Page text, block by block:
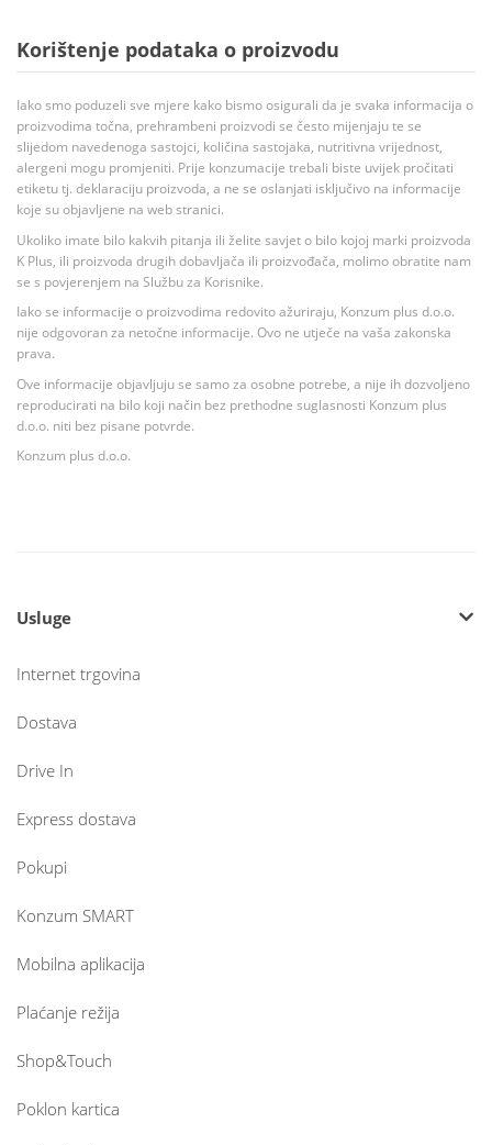
Korištenje podataka o proizvodu
Iako smo poduzeli sve mjere kako bismo osigurali da je svaka informacija o
proizvodima točna, prehrambeni proizvodi se često mijenjaju te se
slijedom navedenoga sastojci, količina sastojaka, nutritivna vrijednost,
alergeni mogu promjeniti. Prije konzumacije trebali biste uvijek pročitati
etiketu tj. deklaraciju proizvoda, a ne se oslanjati isključivo na informacije
koje su objavljene na web stranici.
Ukoliko imate bilo kakvih pitanja ili želite savjet o bilo kojoj marki proizvoda
K Plus, ili proizvoda drugih dobavljača ili proizvođača, molimo obratite nam
se s povjerenjem na Službu za Korisnike.
Iako se informacije o proizvodima redovito ažuriraju, Konzum plus d.o.o.
nije odgovoran za netočne informacije. Ovo ne utječe na vaša zakonska
prava.
Ove informacije objavljuju se samo za osobne potrebe, a nije ih dozvoljeno
reproducirati na bilo koji način bez prethodne suglasnosti Konzum plus
d.o.o. niti bez pisane potvrde.
Konzum plus d.o.o.
Usluge
Internet trgovina
Dostava
Drive In
Express dostava
Pokupi
Konzum SMART
Mobilna aplikacija
Plaćanje režija
Shop&Touch
Poklon kartica